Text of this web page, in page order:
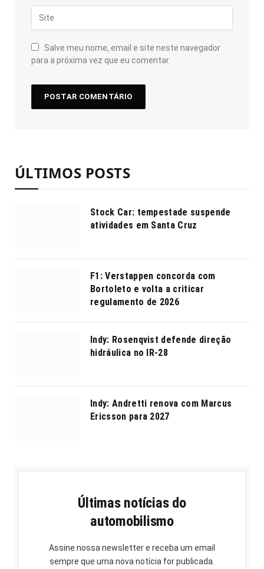
Salve meu nome, email e site neste navegador
para a próxima vez que eu comentar.
ÚLTIMOS POSTS
Stock Car: tempestade suspende
atividades em Santa Cruz
F1: Verstappen concorda com
Bortoleto e volta a criticar
regulamento de 2026
Indy: Rosenqvist defende direção
hidráulica no IR-28
Indy: Andretti renova com Marcus
Ericsson para 2027
Últimas notícias do
automobilismo
Assine nossa newsletter e receba um email
sempre que uma nova notícia for publicada.